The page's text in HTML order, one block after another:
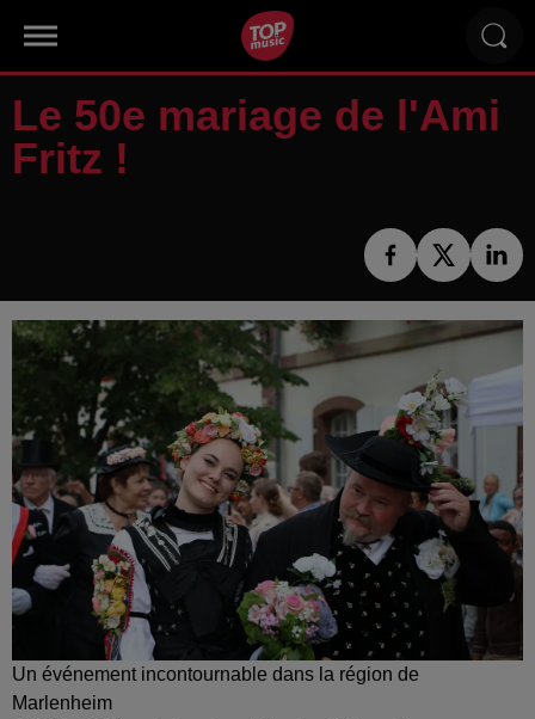
Le 50e mariage de l'Ami
Fritz !
Un événement incontournable dans la région de
Marlenheim